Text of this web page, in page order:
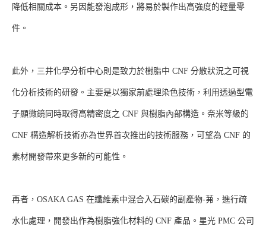
降低相關成本。另因能發泡成形，將易於製作出高強度的輕量零
件。
此外，三井化學分析中心則是致力於樹脂中 CNF 分散狀況之可視
化分析技術的研發。主要是以獨家前處理染色技術，利用透過型電
子顯微鏡同時取得高精密度之 CNF 與樹脂內部構造。奈米等級的
CNF 構造解析技術亦為世界首次推出的技術服務，可望為 CNF 的
素材開發帶來更多新的可能性。
再者，OSAKA GAS 在纖維素中混合入石碳的副產物-茀，進行疏
水化處理，開發出作為樹脂強化材料的 CNF 產品。星光 PMC 公司